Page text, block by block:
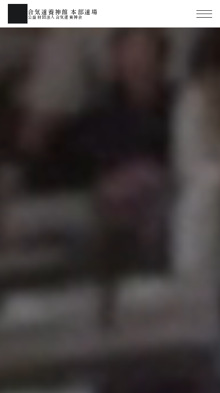
合気道養神館 本部道場
公益財団法人合気道養神会